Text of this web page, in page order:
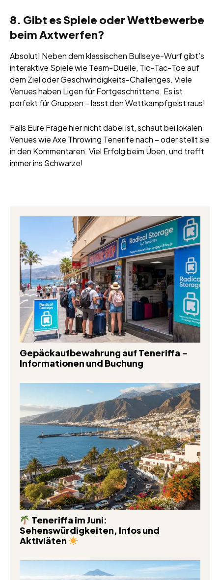
8. Gibt es Spiele oder Wettbewerbe
beim Axtwerfen?
Absolut! Neben dem klassischen Bullseye-Wurf gibt’s
interaktive Spiele wie Team-Duelle, Tic-Tac-Toe auf
dem Ziel oder Geschwindigkeits-Challenges. Viele
Venues haben Ligen für Fortgeschrittene. Es ist
perfekt für Gruppen – lasst den Wettkampfgeist raus!
Falls Eure Frage hier nicht dabei ist, schaut bei lokalen
Venues wie Axe Throwing Tenerife nach – oder stellt sie
in den Kommentaren. Viel Erfolg beim Üben, und trefft
immer ins Schwarze!
Gepäckaufbewahrung auf Teneriffa –
Informationen und Buchung
Teneriffa im Juni:
Sehenswürdigkeiten, Infos und
Aktiviäten